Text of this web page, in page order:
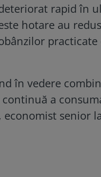
rapid în
hotare au redus
practicate
în vedere
a
economist senior